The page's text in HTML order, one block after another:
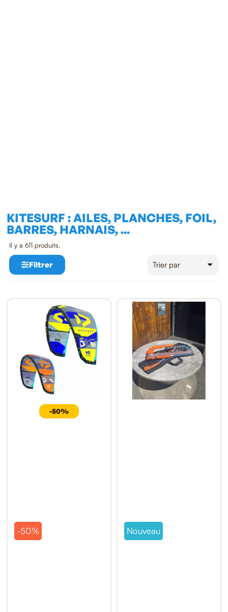
KITESURF : AILES, PLANCHES, FOIL,
BARRES, HARNAIS, ...
Il y a 611 produits.
Filtrer
-50%
-50% Nouveau